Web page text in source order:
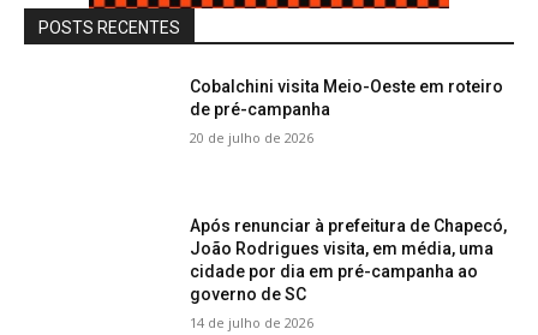
POSTS RECENTES
Cobalchini visita Meio-Oeste em roteiro
de pré-campanha
20 de julho de 2026
Após renunciar à prefeitura de Chapecó,
João Rodrigues visita, em média, uma
cidade por dia em pré-campanha ao
governo de SC
14 de julho de 2026